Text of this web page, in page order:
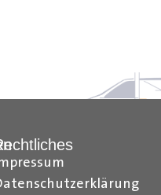
einfach und